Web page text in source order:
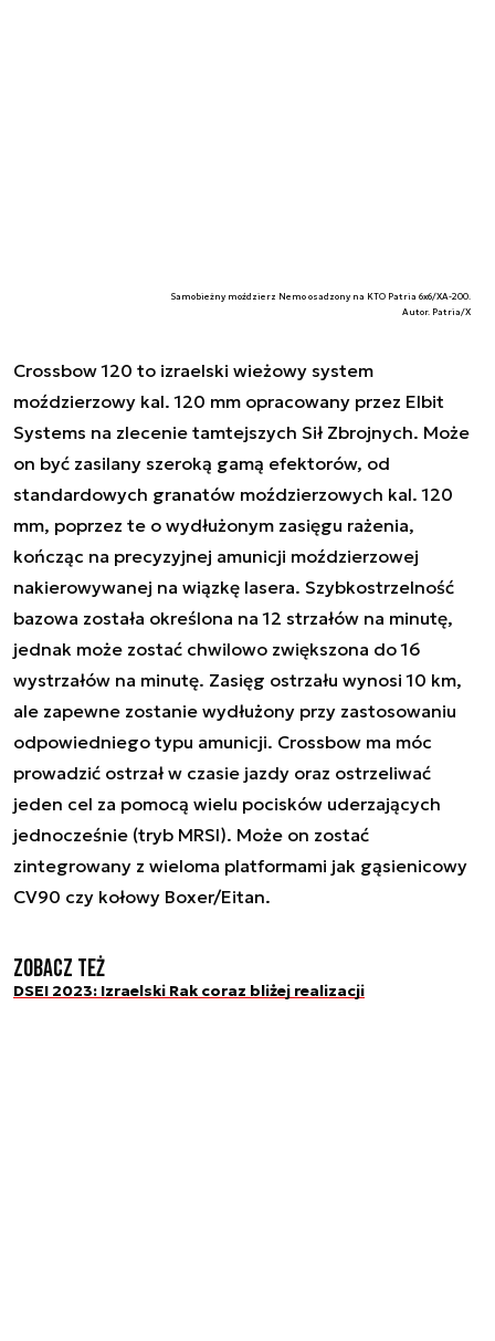
Samobieżny moździerz Nemo osadzony na KTO Patria 6x6/XA-200.
Autor. Patria/X
Crossbow 120 to izraelski wieżowy system
moździerzowy kal. 120 mm opracowany przez Elbit
Systems na zlecenie tamtejszych Sił Zbrojnych. Może
on być zasilany szeroką gamą efektorów, od
standardowych granatów moździerzowych kal. 120
mm, poprzez te o wydłużonym zasięgu rażenia,
kończąc na precyzyjnej amunicji moździerzowej
nakierowywanej na wiązkę lasera. Szybkostrzelność
bazowa została określona na 12 strzałów na minutę,
jednak może zostać chwilowo zwiększona do 16
wystrzałów na minutę. Zasięg ostrzału wynosi 10 km,
ale zapewne zostanie wydłużony przy zastosowaniu
odpowiedniego typu amunicji. Crossbow ma móc
prowadzić ostrzał w czasie jazdy oraz ostrzeliwać
jeden cel za pomocą wielu pocisków uderzających
jednocześnie (tryb MRSI). Może on zostać
zintegrowany z wieloma platformami jak gąsienicowy
CV90 czy kołowy Boxer/Eitan.
Zobacz też
DSEI 2023: Izraelski Rak coraz bliżej realizacji